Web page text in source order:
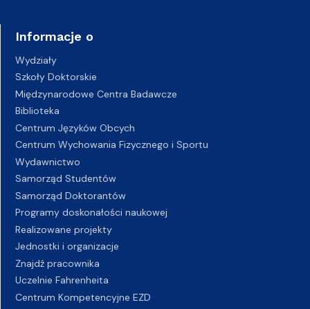
Informacje o
Wydziały
Szkoły Doktorskie
Międzynarodowe Centra Badawcze
Biblioteka
Centrum Języków Obcych
Centrum Wychowania Fizycznego i Sportu
Wydawnictwo
Samorząd Studentów
Samorząd Doktorantów
Programy doskonałości naukowej
Realizowane projekty
Jednostki i organizacje
Znajdź pracownika
Uczelnie Fahrenheita
Centrum Kompetencyjne EZD